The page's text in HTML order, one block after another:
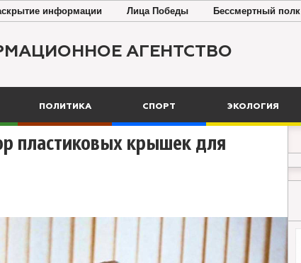
информации Лица Победы Бессмертный полк
АГЕНТСТВО
ПОЛИТИКА СПОРТ ЭКОЛОГИЯ
пластиковых крышек для